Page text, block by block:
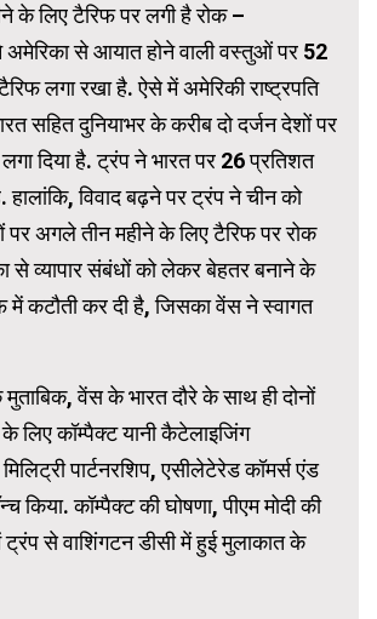
के लिए टैरिफ पर लगी है रोक –
से आयात होने वाली वस्तुओं पर 52
लगा रखा है. ऐसे में अमेरिकी राष्ट्रपति
सहित दुनियाभर के करीब दो दर्जन देशों पर
दिया है. ट्रंप ने भारत पर 26 प्रतिशत
हालांकि, विवाद बढ़ने पर ट्रंप ने चीन को
पर अगले तीन महीने के लिए टैरिफ पर रोक
से व्यापार संबंधों को लेकर बेहतर बनाने के
में कटौती कर दी है, जिसका वेंस ने स्वागत
वेंस के भारत दौरे के साथ ही दोनों
लिए कॉम्पैक्ट यानी कैटेलाइजिंग
पार्टनरशिप, एसीलेटेरेड कॉमर्स एंड
किया. कॉम्पैक्ट की घोषणा, पीएम मोदी की
से वाशिंगटन डीसी में हुई मुलाकात के